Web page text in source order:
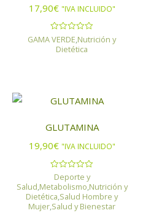
17,90€ "IVA INCLUIDO"
Valorado
con
GAMA VERDE,Nutrición y
Dietética
GLUTAMINA
19,90€ "IVA INCLUIDO"
Valorado
con
0
de
5
Deporte y
Salud,Metabolismo,Nutrición y
Dietética,Salud Hombre y
Mujer,Salud y Bienestar